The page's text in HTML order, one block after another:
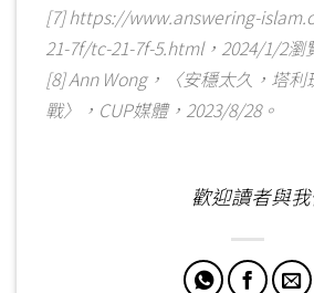
[7] https://www.answering-
21-7f/tc-21-7f-5.html，2024/1/2瀏
[8] Ann Wong，〈安穩太久，塔
戰〉，CUP媒體，2023/8/28。
歡迎讀者與